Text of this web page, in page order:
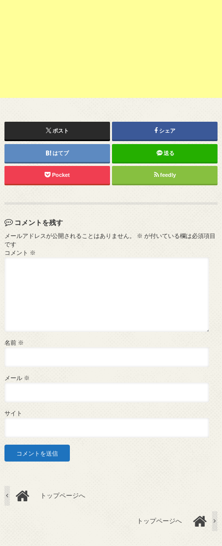
ポスト シェア
はてブ 送る
Pocket feedly
コメントを残す
メールアドレスが公開されることはありません。 ※ が付いている欄は必須項目
です
コメント ※
名前 ※
メール ※
サイト
トップページへ
トップページへ